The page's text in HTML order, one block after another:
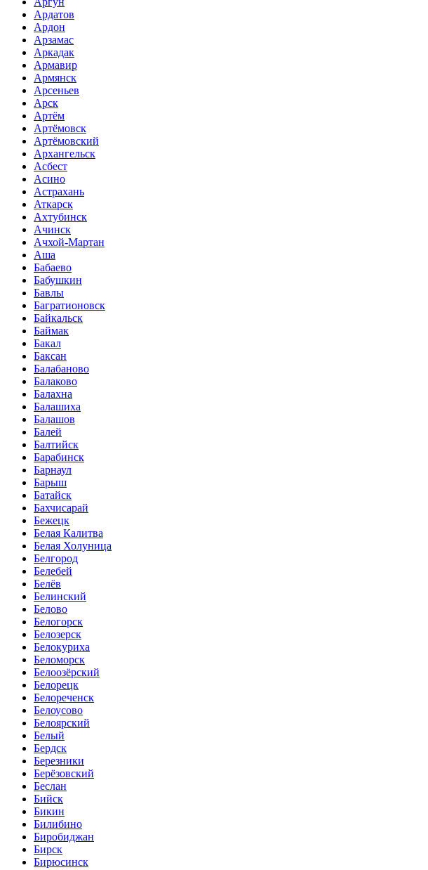
Ардатов
Ардон
Арзамас
Аркадак
Армавир
Армянск
Арсеньев
Арск
Артём
Артёмовск
Артёмовский
Архангельск
Асбест
Асино
Астрахань
Аткарск
Ахтубинск
Ачинск
Ачхой-Мартан
Аша
Бабаево
Бабушкин
Бавлы
Багратионовск
Байкальск
Баймак
Бакал
Баксан
Балабаново
Балаково
Балахна
Балашиха
Балашов
Балей
Балтийск
Барабинск
Барнаул
Барыш
Батайск
Бахчисарай
Бежецк
Белая Калитва
Белая Холуница
Белгород
Белебей
Белёв
Белинский
Белово
Белогорск
Белозерск
Белокуриха
Беломорск
Белоозёрский
Белорецк
Белореченск
Белоусово
Белоярский
Белый
Бердск
Березники
Берёзовский
Беслан
Бийск
Бикин
Билибино
Биробиджан
Бирск
Бирюсинск